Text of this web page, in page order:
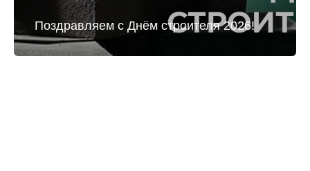
Поздравляем с Днём строителя 2026!